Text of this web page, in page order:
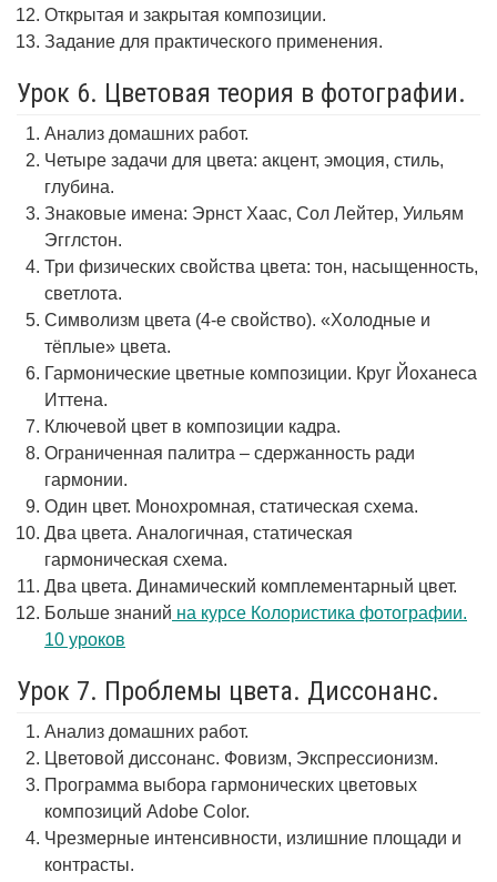
Открытая и закрытая композиции.
Задание для практического применения.
Урок 6. Цветовая теория в фотографии.
Анализ домашних работ.
Четыре задачи для цвета: акцент, эмоция, стиль,
глубина.
Знаковые имена: Эрнст Хаас, Сол Лейтер, Уильям
Эгглстон.
Три физических свойства цвета: тон, насыщенность,
светлота.
Символизм цвета (4-е свойство). «Холодные и
тёплые» цвета.
Гармонические цветные композиции. Круг Йоханеса
Иттена.
Ключевой цвет в композиции кадра.
Ограниченная палитра – сдержанность ради
гармонии.
Один цвет. Монохромная, статическая схема.
Два цвета. Аналогичная, статическая
гармоническая схема.
Два цвета. Динамический комплементарный цвет.
Больше знаний на курсе Колористика фотографии.
10 уроков
Урок 7. Проблемы цвета. Диссонанс.
Анализ домашних работ.
Цветовой диссонанс. Фовизм, Экспрессионизм.
Программа выбора гармонических цветовых
композиций Adobe Color.
Чрезмерные интенсивности, излишние площади и
контрасты.